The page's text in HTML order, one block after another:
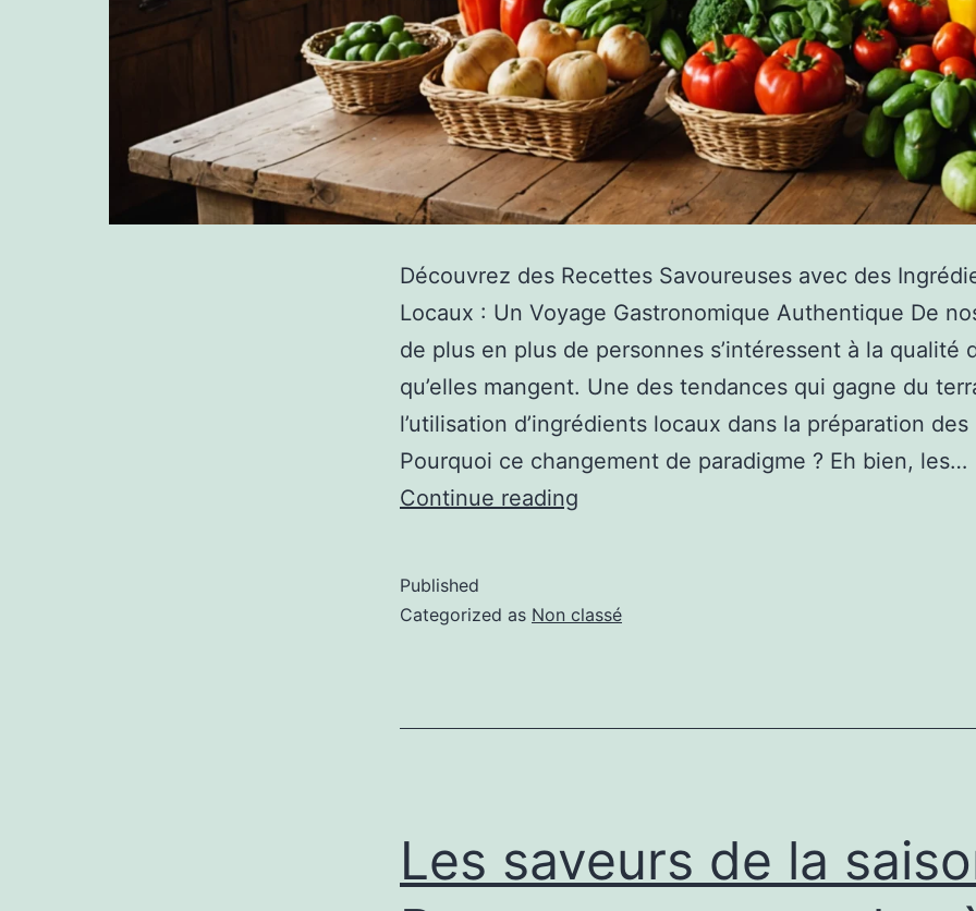
Découvrez des Recettes Savoureuses avec des
Locaux : Un Voyage Gastronomique Authentique De
de plus en plus de personnes s’intéressent à la qualité
qu’elles mangent. Une des tendances qui gagne du
l’utilisation d’ingrédients locaux dans la préparation des
Pourquoi ce changement de paradigme ? Eh bien, les…
Continue reading
Published
Categorized as Non classé
Les saveurs de la